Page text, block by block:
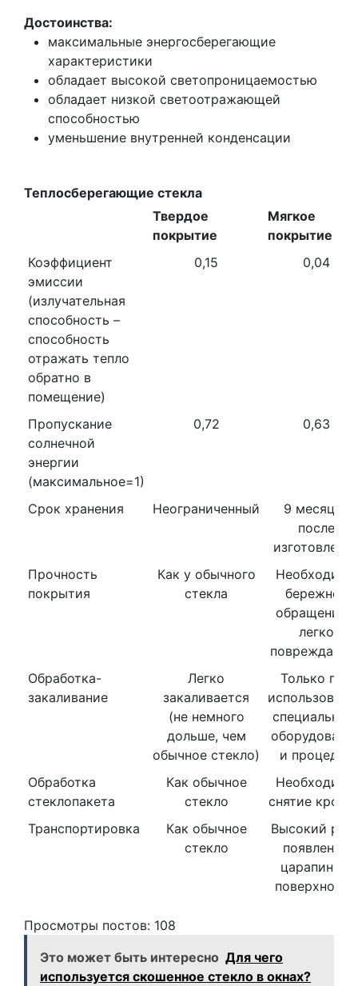
Достоинства:
максимальные энергосберегающие
характеристики
обладает высокой светопроницаемостью
обладает низкой светоотражающей
способностью
уменьшение внутренней конденсации
Теплосберегающие стекла
Твердое
покрытие
Мягкое
покрытие
Коэффициент
эмиссии
(излучательная
способность –
способность
отражать тепло
обратно в
помещение)
0,15 0,04
Пропускание
солнечной
энергии
(максимальное=1)
0,72 0,63
Срок хранения Неограниченный
9 месяцев
после
Прочность
покрытия
Как у обычного
стекла
Необходимо
бережное
обращение –
легко
Обработка-
закаливание
Легко
закаливается
(не немного
дольше, чем
обычное стекло)
Только при
и процедур
Обработка
стеклопакета
Как обычное
стекло
Необходимо
снятие
Транспортировка
Как обычное
стекло
Высокий
появления
царапин на
поверхности
Просмотры постов: 108
Это может быть интересно Для чего
используется скошенное стекло в окнах?